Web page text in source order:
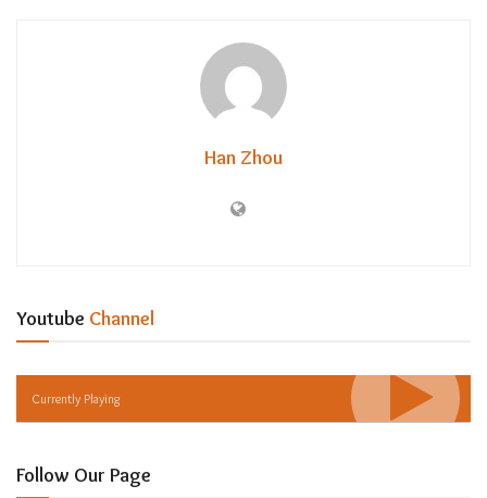
Han Zhou
Youtube Channel
Currently Playing
Follow Our Page